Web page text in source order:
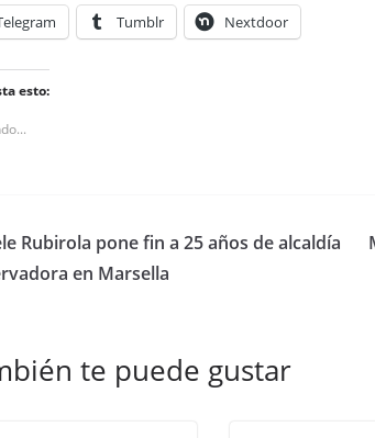
Tumblr Nextdoor
esto:
Rubirola pone fin a 25 años de alcaldía
en Marsella
te puede gustar